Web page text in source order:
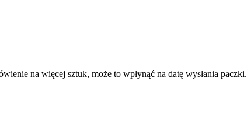
na więcej sztuk, może to wpłynąć na datę wysłania paczki.